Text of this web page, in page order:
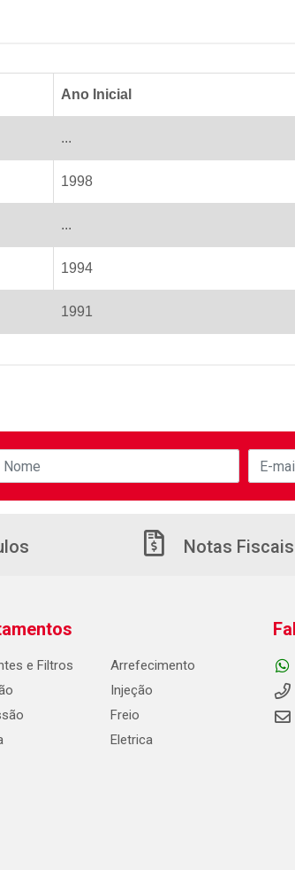
Ano Inicial
...
1998
...
1994
1991
Notas Fiscais
e Filtros
Arrefecimento
Injeção
Freio
Eletrica